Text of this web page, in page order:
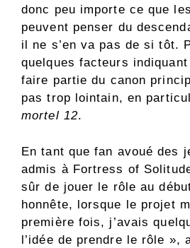
donc peu importe ce que
peuvent penser du
il ne s’en va pas de si tôt.
quelques facteurs indiquant
faire partie du canon
pas trop lointain, en
mortel 12.
En tant que fan avoué des
admis à Fortress of
sûr de jouer le rôle au
honnête, lorsque le projet
première fois, j’avais
l’idée de prendre le rôle »,